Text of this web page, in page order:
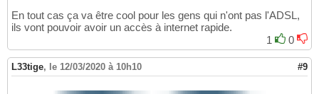
En tout cas ça va être cool pour les gens qui n'ont pas l'ADSL,
ils vont pouvoir avoir un accès à internet rapide.
1
0
L33tige, le 12/03/2020 à 10h10 #9